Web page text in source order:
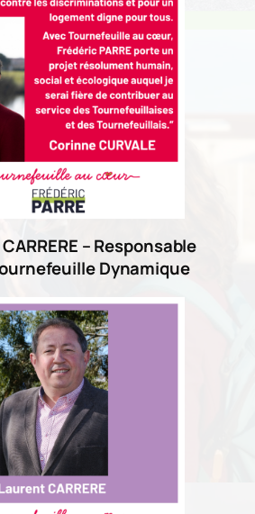
– Responsable
Dynamique